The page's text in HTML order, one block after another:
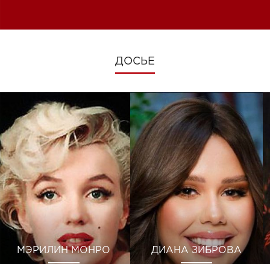
ДОСЬЕ
МЭРИЛИН МОНРО ДИАНА ЗИБРОВА